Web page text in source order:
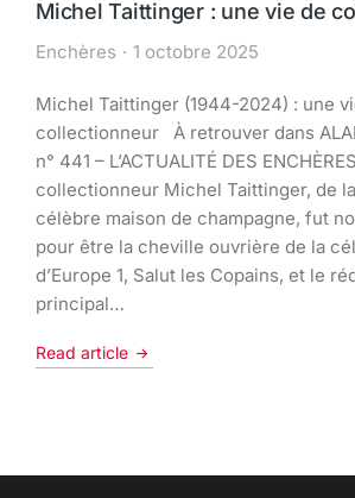
Michel Taittinger : une vie de
Enchères 1 octobre 2025
Michel Taittinger (1944-2024) : une
collectionneur À retrouver dans
n° 441 – L’ACTUALITÉ DES
collectionneur Michel Taittinger, de
célèbre maison de champagne, fut
pour être la cheville ouvrière de la
d’Europe 1, Salut les Copains, et le
principal…
Read article